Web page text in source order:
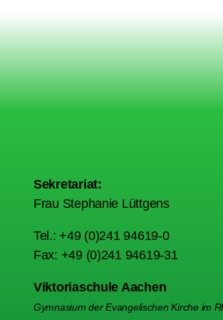
Sekretariat:
Frau Stephanie Lüttgens
Tel.: +49 (0)241 94619-0
Fax: +49 (0)241 94619-31
Viktoriaschule Aachen
Gymnasium der Evangelischen Kirche im